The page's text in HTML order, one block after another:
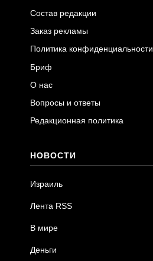
Состав редакции
Заказ рекламы
Политика конфиденциальности
Бриф
О нас
Вопросы и ответы
Редакционная политика
НОВОСТИ
Израиль
Лента RSS
В мире
Деньги